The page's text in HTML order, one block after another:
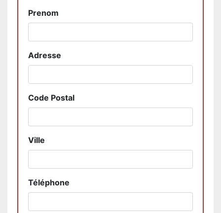
Prenom
Adresse
Code Postal
Ville
Téléphone